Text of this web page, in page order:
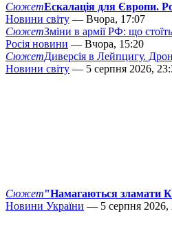
СюжетЕскалація для Європи.
Новини світу — Вчора, 17:07
СюжетЗміни в армії РФ: що
Росія новини — Вчора, 15:20
СюжетДиверсія в Лейпцигу. Дрон
Новини світу — 5 серпня 2026,
Сюжет"Намагаються зламати
Новини України — 5 серпня 2026,